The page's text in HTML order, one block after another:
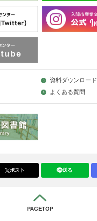
資料ダウンロード
よくある質問
ポスト 送る
PAGETOP